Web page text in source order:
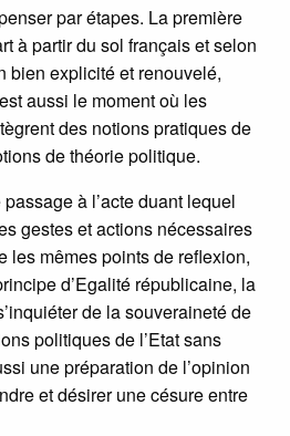
par étapes. La première
à partir du sol français et selon
bien explicité et renouvelé,
aussi le moment où les
des notions pratiques de
de théorie politique.
à l’acte duant lequel
gestes et actions nécessaires
les mêmes points de reflexion,
d’Egalité républicaine, la
de la souveraineté de
politiques de l’Etat sans
une préparation de l’opinion
et désirer une césure entre